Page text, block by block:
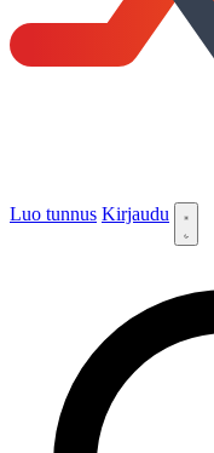
Luo tunnus Kirjaudu